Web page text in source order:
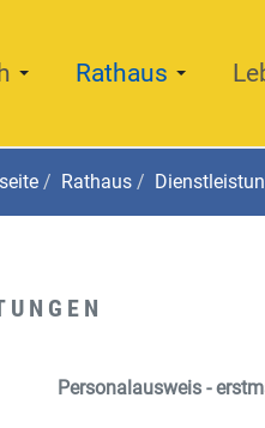
Rathaus
Rathaus
Personalausweis -